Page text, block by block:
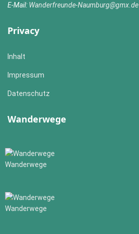
E-Mail: Wanderfreunde-Naumburg@gmx.de
Privacy
Inhalt
Impressum
Datenschutz
Wanderwege
Wanderwege
Wanderwege